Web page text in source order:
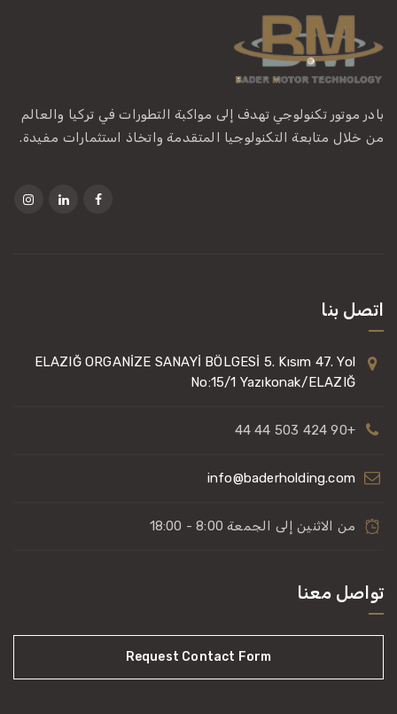
بادر موتور تكنولوجي تهدف إلى مواكبة التطورات في تركيا والعالم
من خلال متابعة التكنولوجيا المتقدمة واتخاذ استثمارات مفيدة.
اتصل بنا
ELAZIĞ ORGANİZE SANAYİ BÖLGESİ 5. Kısım 47. Yol
No:15/1 Yazıkonak/ELAZIĞ
+90 424 503 44 44
info@baderholding.com
من الاثنين إلى الجمعة 8:00 - 18:00
تواصل معنا
Request Contact Form